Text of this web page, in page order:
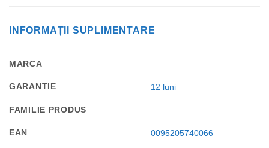
INFORMAȚII SUPLIMENTARE
MARCA
GARANTIE 12 luni
FAMILIE PRODUS
EAN 0095205740066